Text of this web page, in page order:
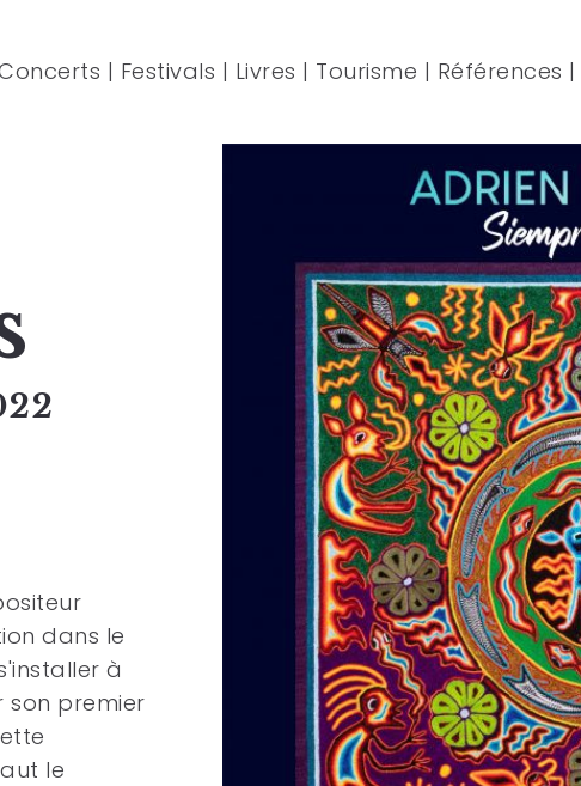
| Festivals | Livres | Tourisme | Références |
dans le
à
son premier
le